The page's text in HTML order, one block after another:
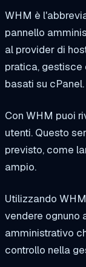
WHM è
pannello
al provider di
pratica,
basati su cPanel.
Con WHM puoi
utenti. Questo
previsto, come
ampio.
Utilizzando
vendere ognuno
amministrativo
controllo nella